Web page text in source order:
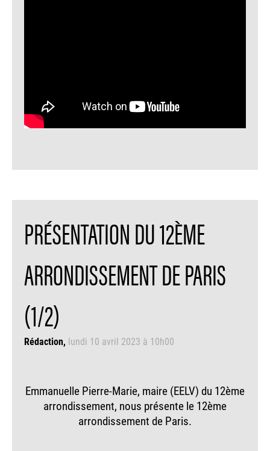
PRÉSENTATION DU 12ÈME
ARRONDISSEMENT DE PARIS
(1/2)
Rédaction lundi 10 avril 2023 à 10h00
Emmanuelle Pierre-Marie, maire (EELV) du 12ème
arrondissement, nous présente le 12ème
arrondissement de Paris.